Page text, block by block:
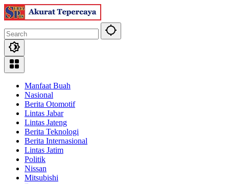
Skip
to
Manfaat Buah
Nasional
Berita Otomotif
Lintas Jabar
Lintas Jateng
Berita Teknologi
Berita Internasional
Lintas Jatim
Politik
Nissan
Mitsubishi